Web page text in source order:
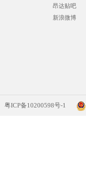
昂达贴吧
新浪微博
粤ICP备10200598号-1